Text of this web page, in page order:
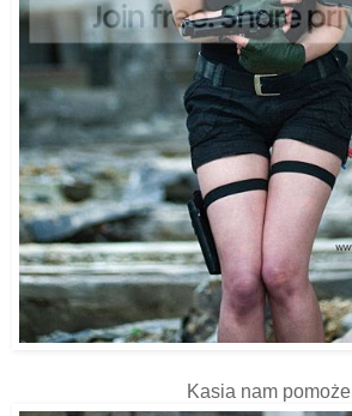
Kasia nam pomoże